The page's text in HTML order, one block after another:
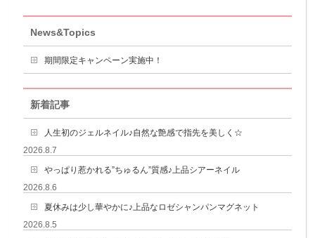
News&Topics
期間限定キャンペーン実施中！
新着記事
人生初のジェルネイル♪自然な艶感で指先を美しく☆
2026.8.7
やっぱり惹かれる”ちゅるん”質感♪上品シアーネイル
2026.8.6
夏休みは少し華やかに♪上品なロゼシャンパンマグネット
2026.8.5